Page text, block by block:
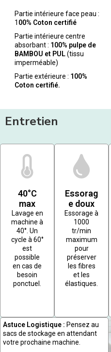
Partie intérieure face peau :
1 00% Coton certifié
Partie intérieure centre
absorbant : 100% pulpe de
BAMBOU et PUL(tissu
imperméable)
Partie extérieure : 100%
Coton certifié.
Entretien
40°C
max
Lavage en
machine à
40°. Un
cycle à 60°
est
possible
en cas de
besoin
ponctuel.
Essorag
e doux
Essorage à
1000
tr/min
maximum
pour
préserver
les fibres
et les
élastiques.
Astuce Logistique : Pensez au
sacs de stockage en attendant
votre prochaine machine.